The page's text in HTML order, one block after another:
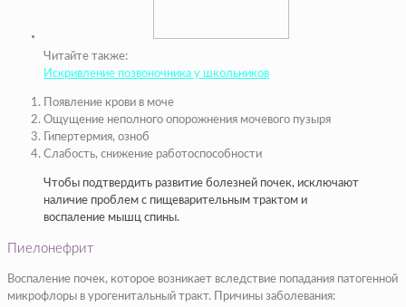
Читайте также:
Искривление позвоночника у школьников
Появление крови в моче
Ощущение неполного опорожнения мочевого пузыря
Гипертермия, озноб
Слабость, снижение работоспособности
Чтобы подтвердить развитие болезней почек, исключают
наличие проблем с пищеварительным трактом и
воспаление мышц спины.
Пиелонефрит
Воспаление почек, которое возникает вследствие попадания патогенной
микрофлоры в урогенитальный тракт. Причины заболевания: